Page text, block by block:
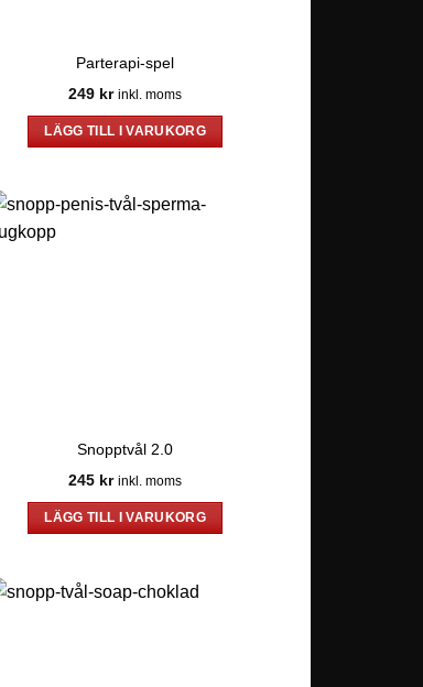
Parterapi-spel
249 kr inkl. moms
LÄGG TILL I VARUKORG
Snopptvål 2.0
245 kr inkl. moms
LÄGG TILL I VARUKORG